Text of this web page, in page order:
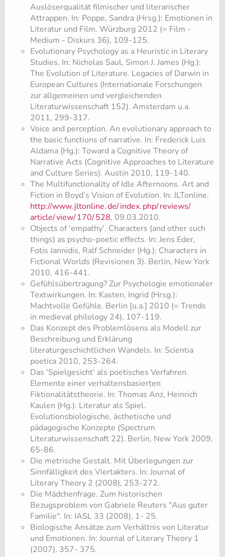
Auslöserqualität filmischer und literarischer
Attrappen. In: Poppe, Sandra (Hrsg.): Emotionen in
Literatur und Film. Würzburg 2012 (= Film -
Medium - Diskurs 36), 109-125.
Evolutionary Psychology as a Heuristic in Literary
Studies. In: Nicholas Saul, Simon J. James (Hg.):
The Evolution of Literature. Legacies of Darwin in
European Cultures (Internationale Forschungen
zur allgemeinen und vergleichenden
Literaturwissenschaft 152). Amsterdam u.a.
2011, 299-317.
Voice and perception. An evolutionary approach to
the basic functions of narrative. In: Frederick Luis
Aldama (Hg.): Toward a Cognitive Theory of
Narrative Acts (Cognitive Approaches to Literature
and Culture Series). Austin 2010, 119-140.
The Multifunctionality of Idle Afternoons. Art and
Fiction in Boyd’s Vision of Evolution. In: JLTonline,
http://www.jltonline.de/index.php/reviews/
article/view/170/528, 09.03.2010.
Objects of 'empathy'. Characters (and other such
things) as psycho-poetic effects. In: Jens Eder,
Fotis Jannidis, Ralf Schneider (Hg.): Characters in
Fictional Worlds (Revisionen 3). Berlin, New York
2010, 416-441.
​Gefühlsübertragung? Zur Psychologie emotionaler
Textwirkungen. In: Kasten, Ingrid (Hrsg.):
Machtvolle Gefühle. Berlin [u.a.] 2010 (= Trends
in medieval philology 24), 107-119.
​Das Konzept des Problemlösens als Modell zur
Beschreibung und Erklärung
literaturgeschichtlichen Wandels. In: Scientia
poetica 2010, 253-264.
Das 'Spielgesicht' als poetisches Verfahren.
Elemente einer verhaltensbasierten
Fiktionalitätstheorie. In: Thomas Anz, Heinrich
Kaulen (Hg.): Literatur als Spiel.
Evolutionsbiologische, ästhetische und
pädagogische Konzepte (Spectrum
Literaturwissenschaft 22). Berlin, New York 2009,
65-86.
Die metrische Gestalt. Mit Überlegungen zur
Sinnfälligkeit des Viertakters. In: Journal of
Literary Theory 2 (2008), 253-272.
Die Mädchenfrage. Zum historischen
Bezugsproblem von Gabriele Reuters "Aus guter
Familie". In: IASL 33 (2008), 1- 25.
Biologische Ansätze zum Verhältnis von Literatur
und Emotionen. In: Journal of Literary Theory 1
(2007), 357- 375.